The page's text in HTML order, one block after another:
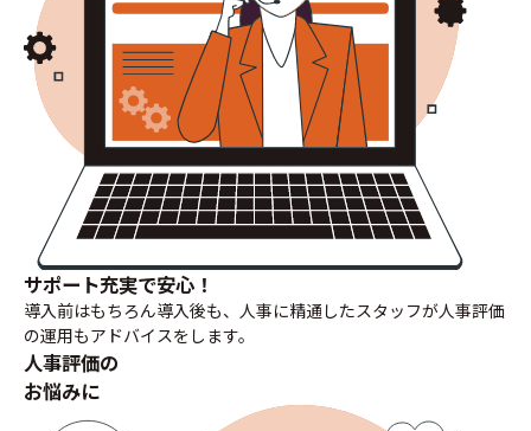
サポート充実で安心！
導入前はもちろん導入後も、人事に精通したスタッフが人事評価
の運用もアドバイスをします。
人事評価の
お悩みに